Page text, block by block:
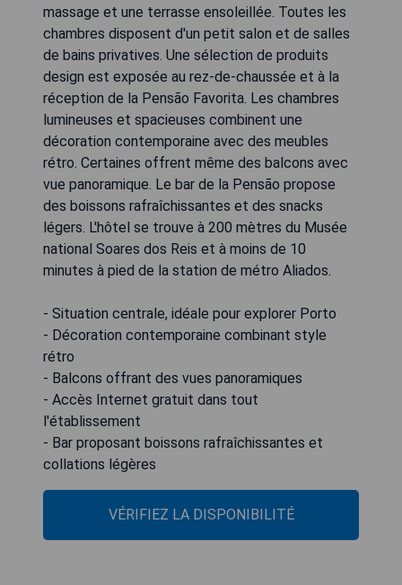
massage et une terrasse ensoleillée. Toutes les
chambres disposent d'un petit salon et de salles
de bains privatives. Une sélection de produits
design est exposée au rez-de-chaussée et à la
réception de la Pensão Favorita. Les chambres
lumineuses et spacieuses combinent une
décoration contemporaine avec des meubles
rétro. Certaines offrent même des balcons avec
vue panoramique. Le bar de la Pensão propose
des boissons rafraîchissantes et des snacks
légers. L'hôtel se trouve à 200 mètres du Musée
national Soares dos Reis et à moins de 10
minutes à pied de la station de métro Aliados.
- Situation centrale, idéale pour explorer Porto
- Décoration contemporaine combinant style
rétro
- Balcons offrant des vues panoramiques
- Accès Internet gratuit dans tout
l'établissement
- Bar proposant boissons rafraîchissantes et
collations légères
VÉRIFIEZ LA DISPONIBILITÉ